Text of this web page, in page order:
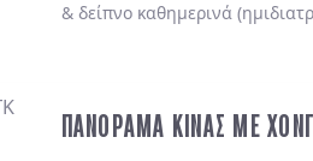
& δείπνοκαθημερινά
ΠΑΝΟΡΑΜΑ ΚΙΝΑΣ ΜΕ